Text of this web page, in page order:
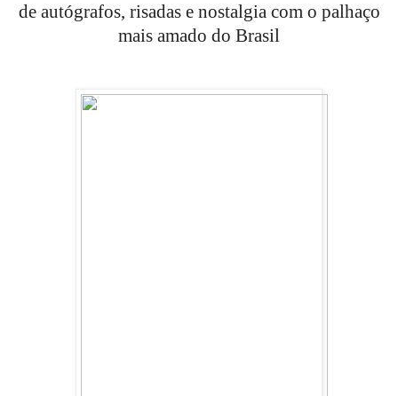
de autógrafos, risadas e nostalgia com o palhaço
mais amado do Brasil